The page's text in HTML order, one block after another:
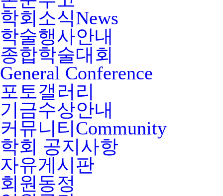
학회소식News
학술행사안내
종합학술대회
General Conference
포토갤러리
기금수상안내
커뮤니티Community
학회 공지사항
자유게시판
회원동정